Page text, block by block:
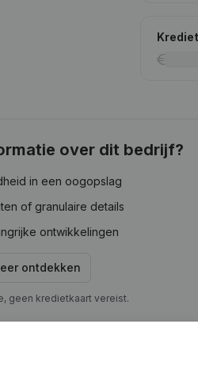
over dit bedrijf?
in een oogopslag
of granulaire details
ontwikkelingen
ontdekken
geen kredietkaart vereist.